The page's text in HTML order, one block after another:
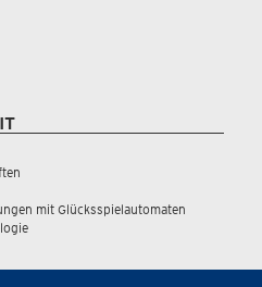
mit Glücksspielautomaten